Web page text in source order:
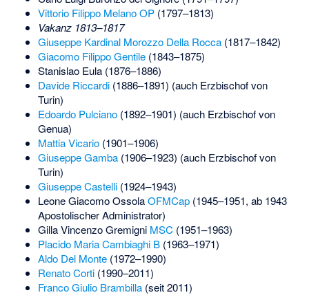
Vittorio Filippo Melano OP(1797–1813)
Vakanz 1813–1817
Giuseppe Kardinal Morozzo Della Rocca(1817–1842)
Giacomo Filippo Gentile(1843–1875)
Stanislao Eula(1876–1886)
Davide Riccardi(1886–1891) (auch Erzbischof von
Turin)
Edoardo Pulciano(1892–1901) (auch Erzbischof von
Genua)
Mattia Vicario(1901–1906)
Giuseppe Gamba(1906–1923) (auch Erzbischof von
Turin)
Giuseppe Castelli(1924–1943)
Leone Giacomo Ossola OFMCap(1945–1951, ab 1943
Apostolischer Administrator)
Gilla Vincenzo Gremigni MSC(1951–1963)
Placido Maria Cambiaghi B(1963–1971)
Aldo Del Monte(1972–1990)
Renato Corti(1990–2011)
Franco Giulio Brambilla(seit 2011)